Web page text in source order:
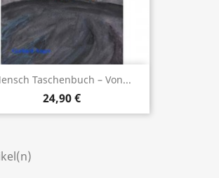
Taschenbuch – Von...
24,90 €